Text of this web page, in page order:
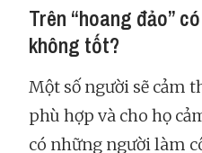
Trên “hoang đảo”
không tốt?
Một số người sẽ cảm
phù hợp và cho họ
có những người làm